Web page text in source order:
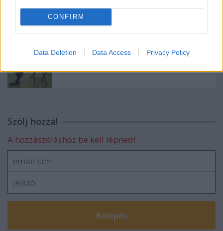
CONFIRM
Data Deletion Data Access Privacy Policy
Az üllő és a kalapács között
Szólj hozzá!
A hozzászóláshoz be kell lépned!